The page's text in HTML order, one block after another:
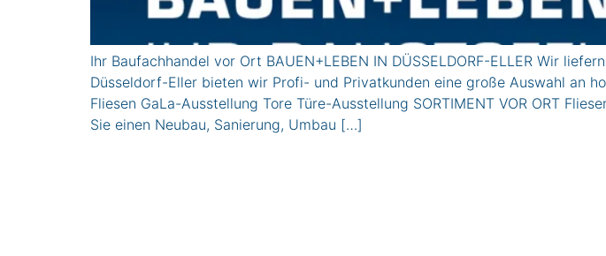
Ihr Baufachhandel vor Ort BAUEN+LEBEN IN DÜSSELDORF-ELLER Wir
Düsseldorf-Eller bieten wir Profi- und Privatkunden eine große Auswahl an
Fliesen GaLa-Ausstellung Tore Türe-Ausstellung SORTIMENT VOR ORT
Sie einen Neubau, Sanierung, Umbau […]